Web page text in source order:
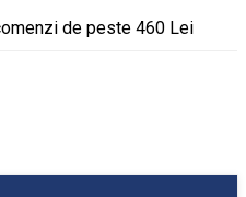
de peste 460 Lei